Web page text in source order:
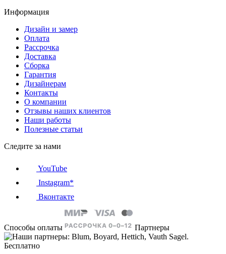
Информация
Дизайн и замер
Оплата
Рассрочка
Доставка
Сборка
Гарантия
Дизайнерам
Контакты
О компании
Отзывы наших клиентов
Наши работы
Полезные статьи
Следите за нами
YouTube
Instagram*
Вконтакте
Способы оплаты Партнеры
Бесплатно